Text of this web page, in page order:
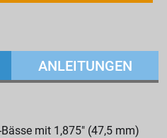
ANLEITUNGEN
mit 1,875" (47,5 mm)